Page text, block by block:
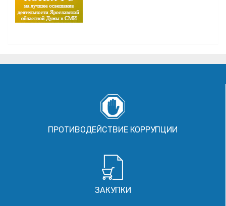
ПРОТИВОДЕЙСТВИЕ КОРРУПЦИИ
ЗАКУПКИ